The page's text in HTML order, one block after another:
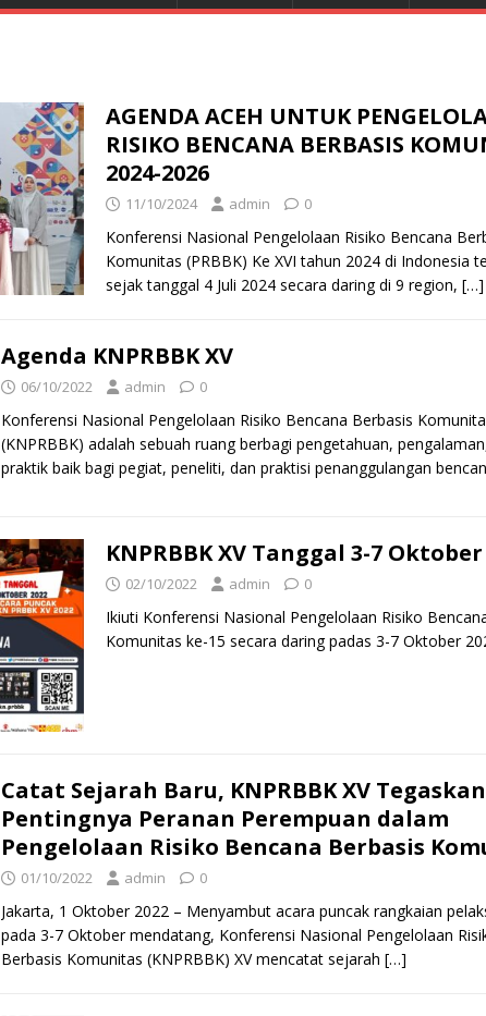
AGENDA ACEH UNTUK
RISIKO BENCANA BERBASIS
2024-2026
11/10/2024 admin 0
Konferensi Nasional Pengelolaan Risiko Bencana
Komunitas (PRBBK) Ke XVI tahun 2024 di Indonesia
sejak tanggal 4 Juli 2024 secara daring di 9 region, […]
Agenda KNPRBBK XV
06/10/2022 admin 0
Konferensi Nasional Pengelolaan Risiko Bencana Berbasis
(KNPRBBK) adalah sebuah ruang berbagi pengetahuan,
praktik baik bagi pegiat, peneliti, dan praktisi penanggulangan
KNPRBBK XV Tanggal 3-7 Oktober
02/10/2022 admin 0
Ikiuti Konferensi Nasional Pengelolaan Risiko
Komunitas ke-15 secara daring padas 3-7 Oktober
Catat Sejarah Baru, KNPRBBK XV Tegaskan
Pentingnya Peranan Perempuan dalam
Pengelolaan Risiko Bencana Berbasis
01/10/2022 admin 0
Jakarta, 1 Oktober 2022 – Menyambut acara puncak rangkaian
pada 3-7 Oktober mendatang, Konferensi Nasional Pengelolaan
Berbasis Komunitas (KNPRBBK) XV mencatat sejarah […]